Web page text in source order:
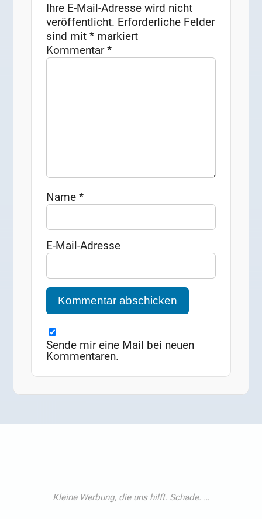
Ihre E-Mail-Adresse wird nicht
veröffentlicht. Erforderliche Felder
sind mit* markiert
Kommentar*
Name*
E-Mail-Adresse
Sende mir eine Mail bei neuen
Kommentaren.